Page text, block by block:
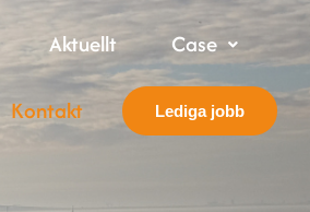
Aktuellt Case
Kontakt Lediga jobb